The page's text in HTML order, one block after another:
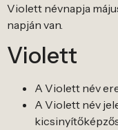
Violett névnapja
napján van.
Violett
A Violett név
A Violett név